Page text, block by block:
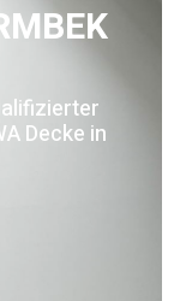
Decke in